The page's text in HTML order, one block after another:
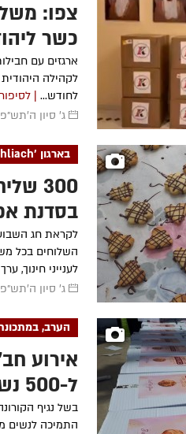
צפו:
כשר
ארגזים עם
לקהילה
לחודש... |
ג' סיון ה׳תש״פ
בארגון 'my shliach'
300
בסדנת
לקראת חג
לענייני חינוך,
ג' סיון ה׳תש״פ
הערב,
אירוע
ל-
המחלה
בשל נגיף
התמיכה לנשים